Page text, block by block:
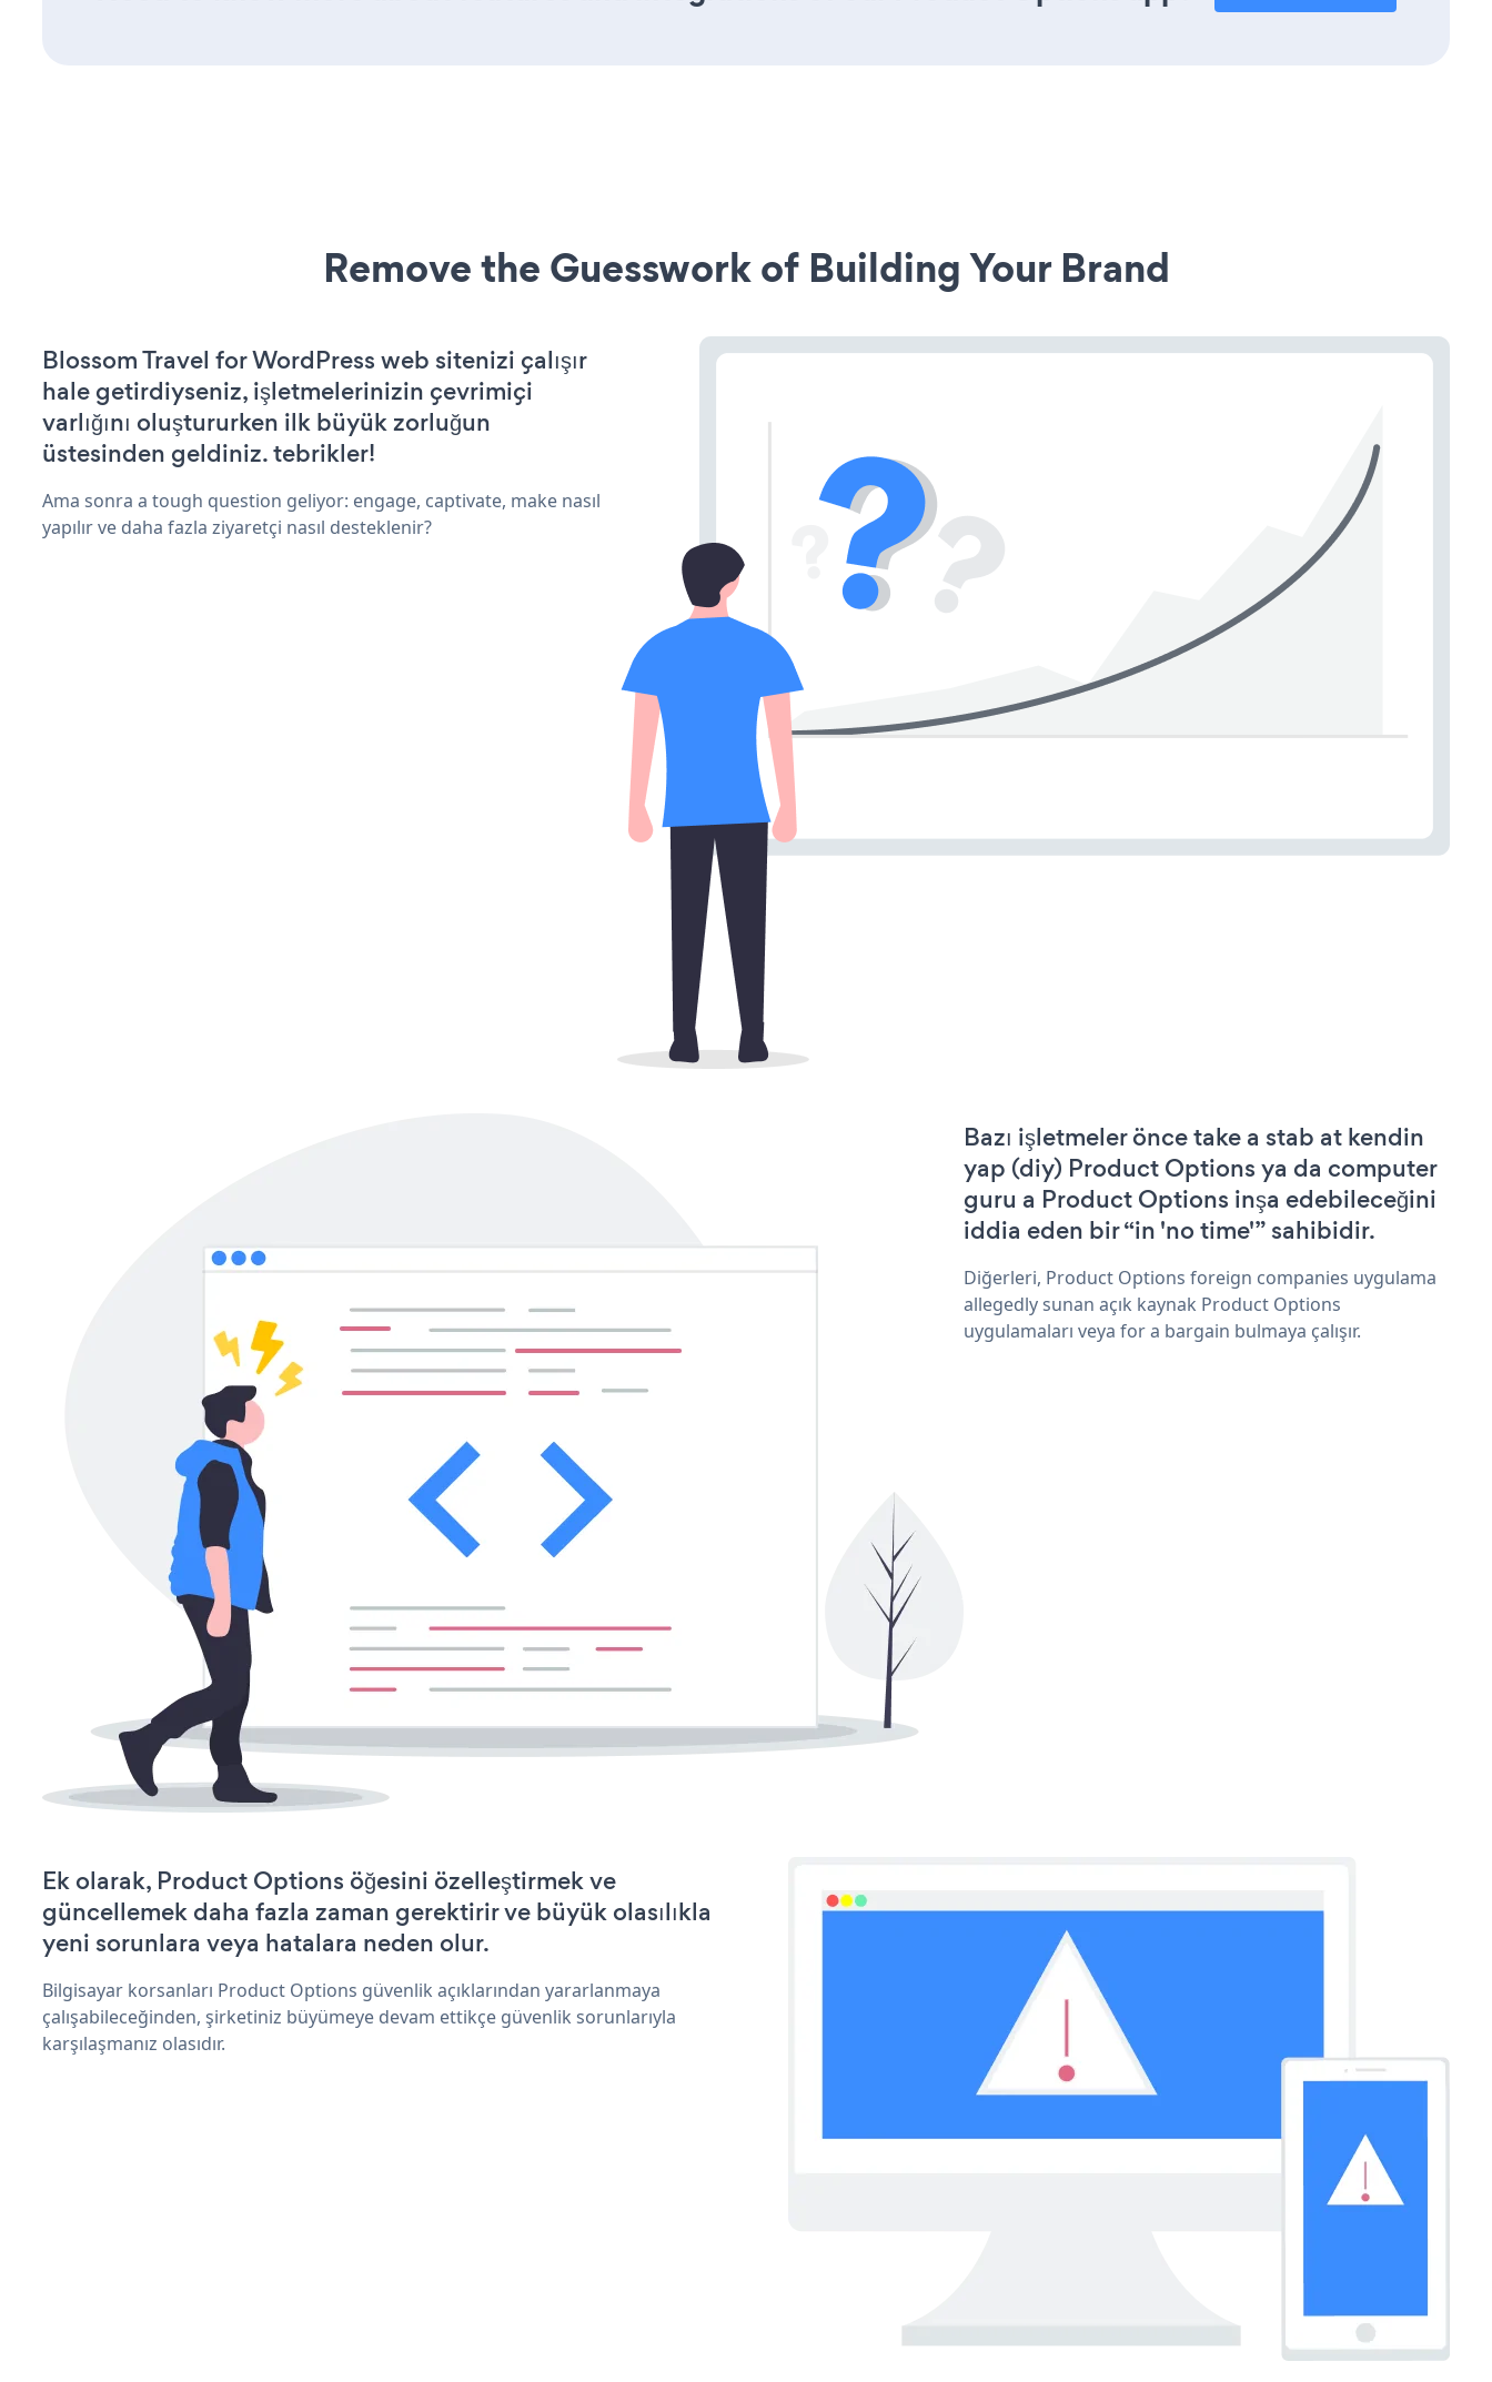
Remove the Guesswork of Building Your Brand
Blossom Travel for WordPress web sitenizi çalışır
hale getirdiyseniz, işletmelerinizin çevrimiçi
varlığını oluştururken ilk büyük zorluğun
üstesinden geldiniz. tebrikler!
Ama sonra a tough question geliyor: engage, captivate, make nasıl
yapılır ve daha fazla ziyaretçi nasıl desteklenir?
Bazı işletmeler önce take a stab at kendin
yap (diy) Product Options ya da computer
guru a Product Options inşa edebileceğini
iddia eden bir “in 'no time'” sahibidir.
Diğerleri, Product Options foreign companies uygulama
allegedly sunan açık kaynak Product Options
uygulamaları veya for a bargain bulmaya çalışır.
Ek olarak, Product Options öğesini özelleştirmek ve
güncellemek daha fazla zaman gerektirir ve büyük olasılıkla
yeni sorunlara veya hatalara neden olur.
Bilgisayar korsanları Product Options güvenlik açıklarından yararlanmaya
çalışabileceğinden, şirketiniz büyümeye devam ettikçe güvenlik sorunlarıyla
karşılaşmanız olasıdır.